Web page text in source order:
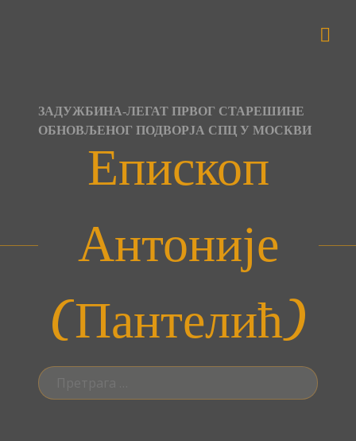
ЗАДУЖБИНА-ЛЕГАТ ПРВОГ СТАРЕШИНЕ
ОБНОВЉЕНОГ ПОДВОРЈА СПЦ У МОСКВИ
Епископ
Антоније
(Пантелић)
Претрага
за: